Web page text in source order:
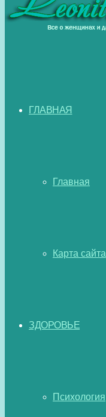
ГЛАВНАЯ
Главная
Карта сайта
ЗДОРОВЬЕ
Психология